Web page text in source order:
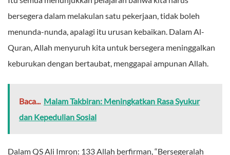
bersegera dalam melakulan satu pekerjaan, tidak boleh
menunda-nunda, apalagi itu urusan kebaikan. Dalam Al-
Quran, Allah menyuruh kita untuk bersegera meninggalkan
keburukan dengan bertaubat, menggapai ampunan Allah.
Baca... Malam Takbiran: Meningkatkan Rasa Syukur
dan Kepedulian Sosial
Dalam QS Ali Imron: 133 Allah berfirman, “Bersegeralah